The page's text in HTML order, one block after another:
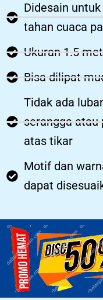
Didesain
tahan cuaca
Ukuran 1.5
Bisa dilipat
Tidak ada
serangga atau
atas tikar
Motif dan
dapat